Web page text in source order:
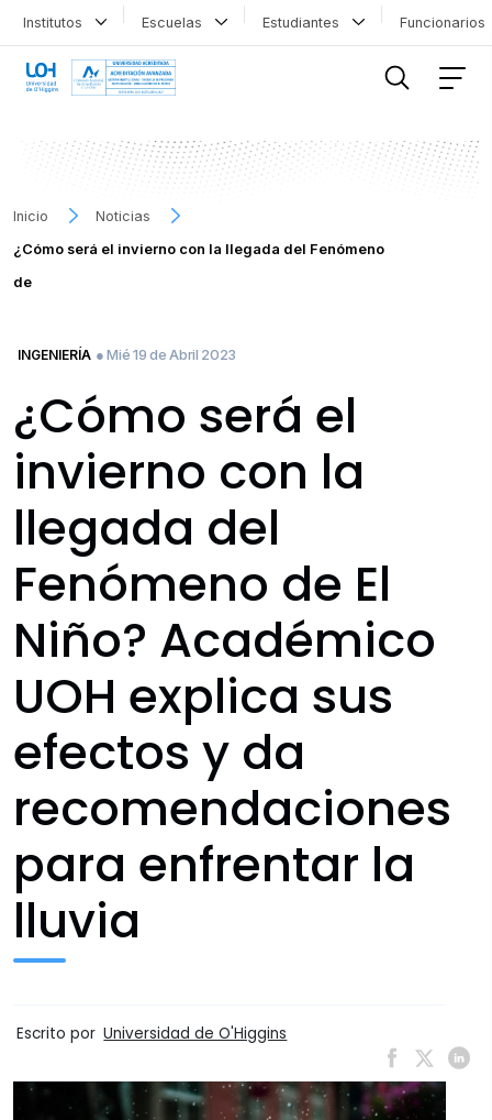
Institutos Escuelas Estudiantes
Inicio
Noticias
¿Cómo será el invierno con la llegada del Fenómeno
de
INGENIERÍA ● Mié 19 de Abril 2023
¿Cómo será el
invierno con la
llegada del
Fenómeno de El
Niño? Académico
UOH explica sus
efectos y da
recomendaciones
para enfrentar la
lluvia
Escrito por Universidad de O'Higgins